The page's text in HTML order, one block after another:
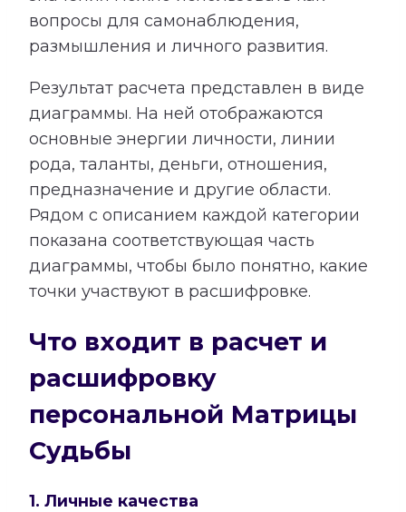
вопросы для самонаблюдения,
размышления и личного развития.
Результат расчета представлен в виде
диаграммы. На ней отображаются
основные энергии личности, линии
рода, таланты, деньги, отношения,
предназначение и другие области.
Рядом с описанием каждой категории
показана соответствующая часть
диаграммы, чтобы было понятно, какие
точки участвуют в расшифровке.
Что входит в расчет и
расшифровку
персональной Матрицы
Судьбы
1. Личные качества